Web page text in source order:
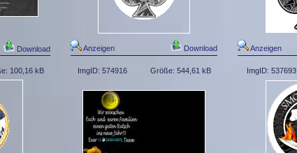
Download Anzeigen Download Anzeigen
100,16 kB ImgID: 574916 Größe: 544,61 kB ImgID: 537693